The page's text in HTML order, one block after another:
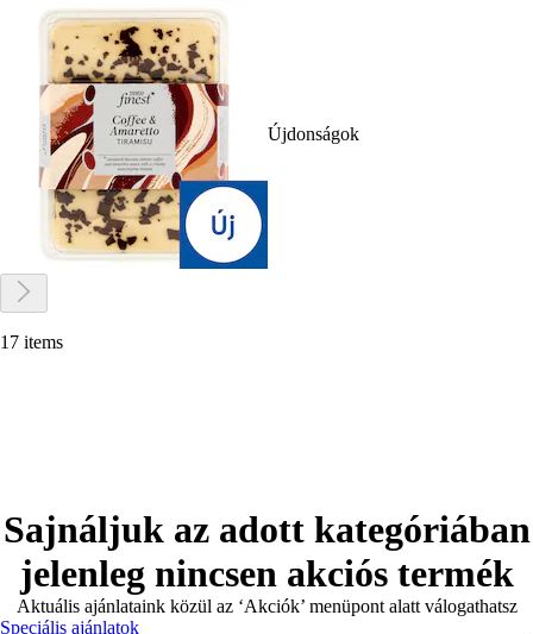
Újdonságok
17 items
Sajnáljuk az adott kategóriában
jelenleg nincsen akciós termék
Aktuális ajánlataink közül az ‘Akciók’ menüpont alatt válogathatsz
Speciális ajánlatok